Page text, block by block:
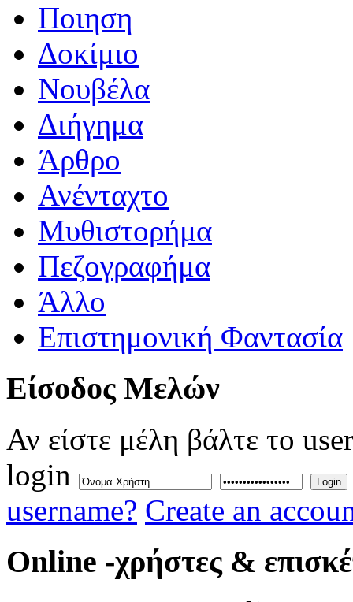
Ποιηση
Δοκίμιο
Νουβέλα
Διήγημα
Άρθρο
Ανένταχτο
Μυθιστορήμα
Πεζογραφήμα
Άλλο
Επιστημονική Φαντασία
Eίσοδος Μελών
Αν είστε μέλη βάλτε το
login
Login
username? Create an
Online -χρήστες &